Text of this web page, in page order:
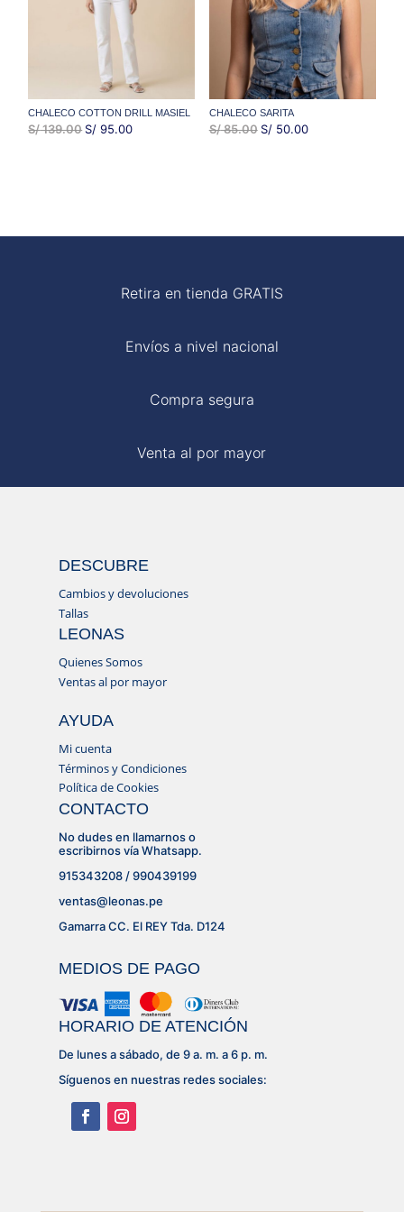
CHALECO COTTON DRILL MASIEL
S/139.00 EL
S/ 95.00EL
CHALECO SARITA
S/85.00 EL
S/50.00EL
Retira en tienda GRATIS
Envíos a nivel nacional
Compra segura
Venta al por mayor
DESCUBRE
Cambios y devoluciones
Tallas
LEONAS
Quienes Somos
Ventas al por mayor
AYUDA
Mi cuenta
Términos y Condiciones
Política de Cookies
CONTACTO
No dudes en llamarnos o
escribirnos vía Whatsapp.
915343208 / 990439199
ventas@leonas.pe
Gamarra CC. El REY Tda. D124
MEDIOS DE PAGO
HORARIO DE ATENCIÓN
De lunes a sábado, de 9 a. m. a 6 p. m.
Síguenos en nuestras redes sociales: